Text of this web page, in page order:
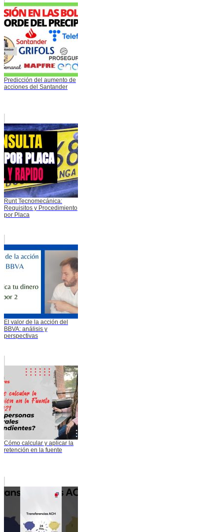
Predicción del aumento de
acciones del Santander
Runt Tecnomecánica:
Requisitos y Procedimiento
por Placa
El valor de la acción del
BBVA: análisis y
perspectivas
Cómo calcular y aplicar la
retención en la fuente